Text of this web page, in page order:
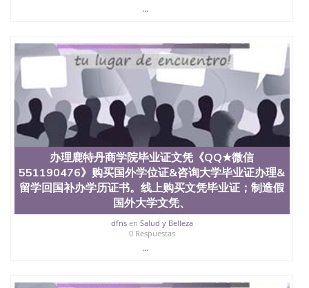
茅的毕业薪资，浓厚的多元化学术氛围，杰出的本科
教育质量，被《福克斯》杂志评选为全美50强公立综
合性大学，每年有来自世界各地的成百上千的海外学
生前往求学。 至今，这是一所在世界上享有学术地
位、声誉、实习机会和影响力的高等教育机构，并获
誉为美国本科教育质量的核心代表。其计算机系与会
计系更是在当今美国大学教学排名中表现优异。其毕
业生大多可以在其所处地域的世界硅谷中心得到工作
机会。许多硅谷公司甚至在学生大三和大四的学期提
供许多相应科系的实习机会。无论是加州大学系统
(UC)，还是加州州立大学系统(CSU), 圣何塞州立大学
都占据着加州所有大学中的地理位置。 圣何塞州立大
学座落于硅谷(Silicon Valley), 于附近的旧金山-圣何塞
地区为全美的重要科技中心。约有学生三万人，超过
134种学士学科和65个硕士学科，并有来自世界60余
国的学生来此就读。其有名的科系如计算机科学，电
子工程学，工商管理学，艺术设计，和航空学等，深
也吸引了众多不同国家的专业人士前来研究与学习。
...
办理鹿特丹商学院毕业证文凭《QQ★微信
551190476》购买国外学位证&咨询大学毕业证办理&
留学回国补办学历证书。线上购买文凭毕业证；制造假
国外大学文凭、
dfnsen Salud y Belleza
0 Respuestas
...